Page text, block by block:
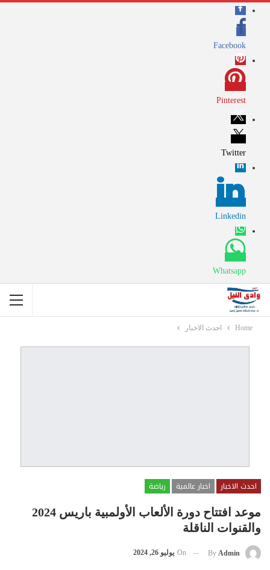
Facebook
Pinterest
Twitter
Linkedin
Whatsapp
Home احدث الاخبار
احدث الاخبار اخبار عالمية
رياضة
موعد افتتاح دورة الألعاب الأولمبية باريس 2024
والقنوات الناقلة
By Admin
On يوليو 26, 2024